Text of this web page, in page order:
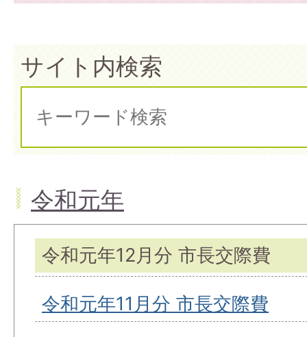
サイト内検索
令和元年
令和元年12月分 市長交際費
令和元年11月分 市長交際費